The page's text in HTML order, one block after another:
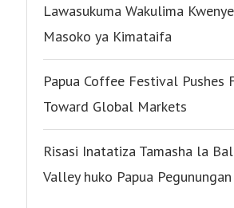
Lawasukuma Wakulima Kwenye
Masoko ya Kimataifa
Papua Coffee Festival Pushes
Toward Global Markets
Risasi Inatatiza Tamasha la
Valley huko Papua Pegunungan